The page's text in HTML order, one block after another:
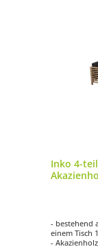
Inko 4-
- bestehend
einem Tisch
-